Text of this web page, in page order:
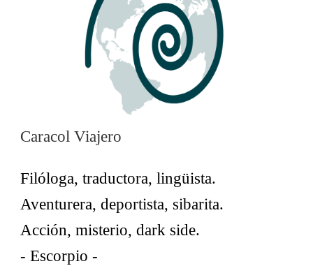
Caracol Viajero
Filóloga, traductora, lingüista.
Aventurera, deportista, sibarita.
Acción, misterio, dark side.
- Escorpio -